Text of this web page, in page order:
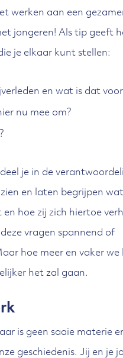
werken aan een
jongeren! Als tip geeft
je elkaar kunt stellen:
en wat is dat
nu mee om?
je in de
en laten begrijpen
en hoe zij zich hiertoe
vragen spannend of
hoe meer en vaker we
het zal gaan.
is geen saaie materie
geschiedenis. Jij en je